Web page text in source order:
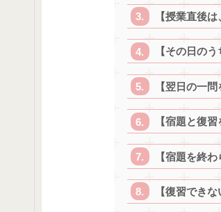
【授業直後
【その日の
【翌日の一
【宿題と復
【宿題を終
【復習でき